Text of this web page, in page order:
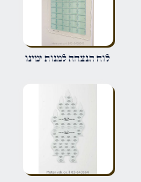
והאתר שלי לפעם הבאה שאגיב.
לוח הנצחה למנות ימינו